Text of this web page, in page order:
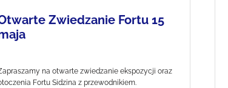
Zwiedzanie Fortu 15
na otwarte zwiedzanie ekspozycji oraz
Fortu Sidzina z przewodnikiem.